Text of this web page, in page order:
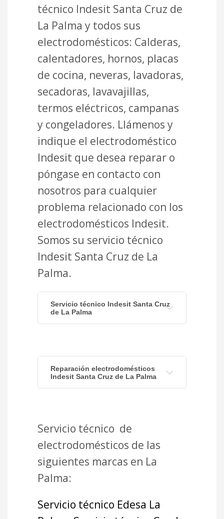
técnico Indesit Santa Cruz de
La Palma y todos sus
electrodomésticos: Calderas,
calentadores, hornos, placas
de cocina, neveras, lavadoras,
secadoras, lavavajillas,
termos eléctricos, campanas
y congeladores. Llámenos y
indique el electrodoméstico
Indesit que desea reparar o
póngase en contacto con
nosotros para cualquier
problema relacionado con los
electrodomésticos Indesit.
Somos su servicio técnico
Indesit Santa Cruz de La
Palma.
Servicio técnico Indesit Santa Cruz
de La Palma
Reparación electrodomésticos
Indesit Santa Cruz de La Palma
Servicio técnico de
electrodomésticos de las
siguientes marcas en La
Palma:
Servicio técnico Edesa La